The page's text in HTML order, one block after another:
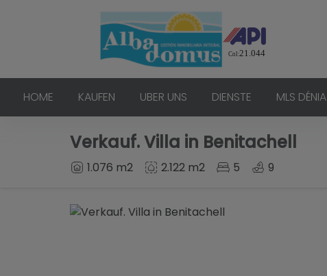
HOME KAUFEN UBER UNS DIENSTE MLS DÉNIA
Verkauf. Villa in Benitachell
1.076 m2 2.122 m2 5 9